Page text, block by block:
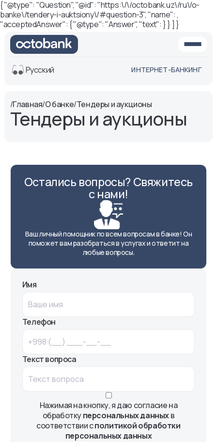
{ "@type": "Question", "@id": "https:\/\/octobank.uz\/ru\/o-
banke\/tendery-i-auktsiony\/#question-3", "name": ,
"acceptedAnswer": { "@type": "Answer", "text": } } ] }
Вид
Обычная
версия
Черно-
белая
Размер шрифта
Русский ИНТЕРНЕТ-БАНКИНГ
/Главная/О банке/Тендеры и аукционы
Тендеры и аукционы
Остались вопросы? Свяжитесь
с нами!
Ваш личный помощник по всем вопросам в банке! Он
поможет вам разобраться в услугах и ответит на
любые вопросы.
Имя
Телефон
Текст вопроса
Нажимая на кнопку, я даю согласие на
обработкуперсональных данныхв
соответствии сполитикой обработки
персональных данных